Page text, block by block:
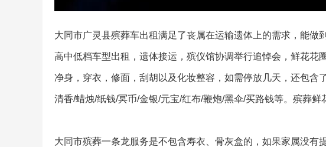
大同市广灵县殡葬车出租满足了丧属在运输遗体上的需求，能
高中低档车型出租，遗体接运，殡仪馆协调举行追悼会，鲜花
净身，穿衣，修面，刮胡以及化妆整容，如需停放几天，还包
清香/蜡烛/纸钱/冥币/金银/元宝/红布/鞭炮/黑伞/买路钱等。殡葬
大同市殡葬一条龙服务是不包含寿衣、骨灰盒的，如果家属没